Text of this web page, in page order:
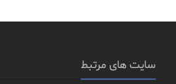
سایت های مرتبط